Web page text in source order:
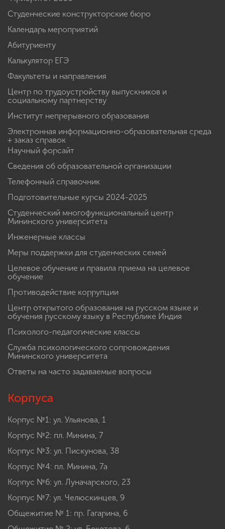
Студенческие конструкторские бюро
Календарь мероприятий
Абитуриенту
Калькулятор ЕГЭ
Факультеты и направления
Центр по трудоустройству выпускников и
социальному партнерству
Институт непрерывного образования
Электронная информационно-образовательная среда
+ заказ справок
Научный форсайт
Сведения об образовательной организации
Телефонный справочник
Подготовительные курсы 2024-2025
Студенческий многофункциональный центр
Мининского университета
Инженерные классы
Меры поддержки для студенческих семей
Целевое обучение и правила приема на целевое
обучение
Противодействие коррупции
Центр открытого образования на русском языке и
обучения русскому языку в Республике Индия
Психолого-педагогические классы
Служба психологического сопровождения
Мининского университета
Ответы на часто задаваемые вопросы
Корпуса
Корпус №1: ул. Ульянова, 1
Корпус №2: пл. Минина, 7
Корпус №3: ул. Пискунова, 38
Корпус №4: пл. Минина, 7а
Корпус №6: ул. Луначарского, 23
Корпус №7: ул. Челюскинцев, 9
Общежитие № 1: пр. Гагарина, 6